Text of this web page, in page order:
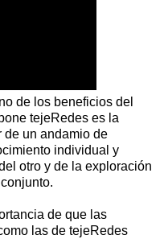
de los beneficios del
tejeRedes es la
de un andamio de
individual y
otro y de la exploración
de que las
las de tejeRedes